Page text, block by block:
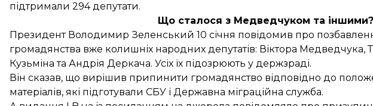
підтримали 294 депутати.
Що сталося з Медведчуком та іншими?
Президент Володимир Зеленський 10 січня повідомив про
громадянства вже колишніх народних депутатів: Віктора Медведчука,
Кузьміна та Андрія Деркача. Усіх їх підозрюють у держзраді.
Він сказав, що вирішив припинити громадянство відповідно до
матеріалів, які підготували СБУ і Державна міграційна служба.